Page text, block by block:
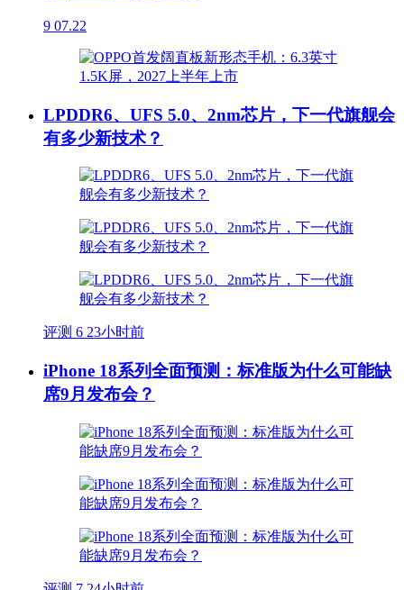
9 07.22
LPDDR6、UFS 5.0、2nm芯片，下一代旗舰会
有多少新技术？
评测 6 23小时前
iPhone 18系列全面预测：标准版为什么可能缺
席9月发布会？